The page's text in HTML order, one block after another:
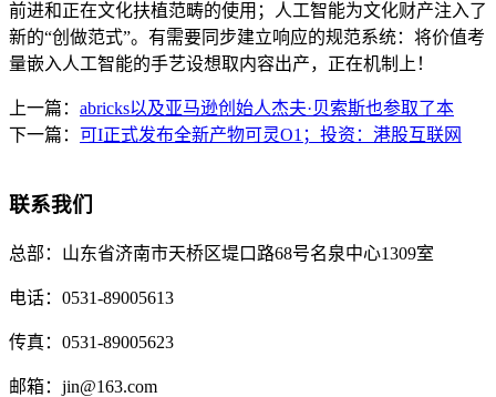
前进和正在文化扶植范畴的使用；人工智能为文化财产注入了
新的“创做范式”。有需要同步建立响应的规范系统：将价值考
量嵌入人工智能的手艺设想取内容出产，正在机制上！
上一篇： abricks以及亚马逊创始人杰夫·贝索斯也参取了本
下一篇： 可I正式发布全新产物可灵O1；投资：港股互联网
联系我们
总部： 山东省济南市天桥区堤口路68号名泉中心1309室
电话： 0531-89005613
传真： 0531-89005623
邮箱： jin@163.com